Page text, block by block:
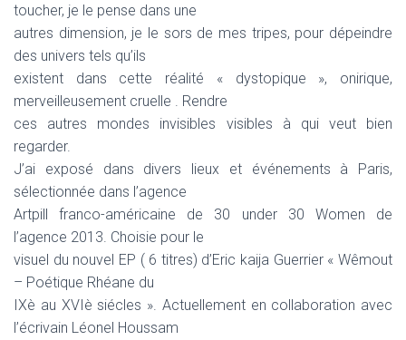
toucher, je le pense dans une
autres dimension, je le sors de mes tripes, pour dépeindre
des univers tels qu’ils
existent dans cette réalité « dystopique », onirique,
merveilleusement cruelle . Rendre
ces autres mondes invisibles visibles à qui veut bien
regarder.
J’ai exposé dans divers lieux et événements à Paris,
sélectionnée dans l’agence
Artpill franco-américaine de 30 under 30 Women de
l’agence 2013. Choisie pour le
visuel du nouvel EP ( 6 titres) d’Eric kaija Guerrier « Wêmout
– Poétique Rhéane du
IXè au XVIè siécles ». Actuellement en collaboration avec
l’écrivain Léonel Houssam